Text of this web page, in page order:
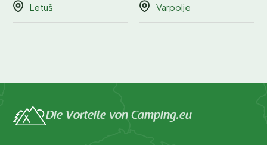
Letuš Varpolje
Die Vorteile von Camping.eu